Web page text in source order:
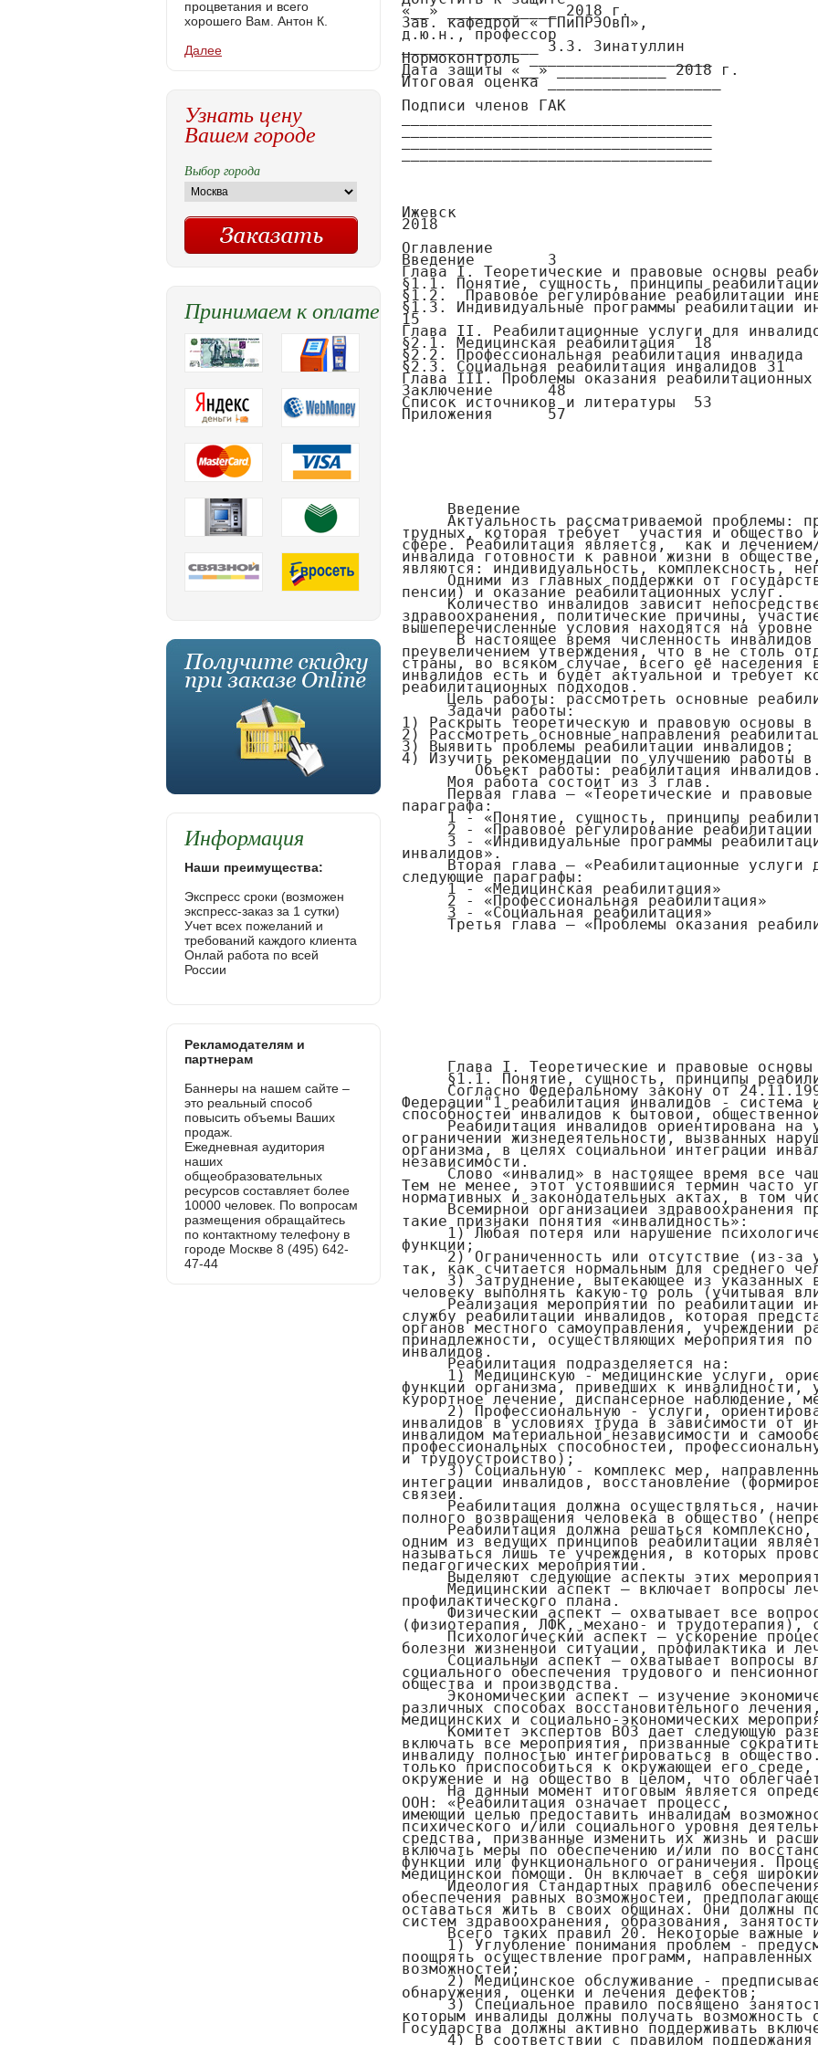
процветания и всего
хорошего Вам. Антон К.
Далее
Узнать цену
Вашем городе
Выбор города
Принимаем к оплате
Информация
Наши преимущества:
Экспресс сроки (возможен
экспресс-заказ за 1 сутки)
Учет всех пожеланий и
требований каждого клиента
Онлай работа по всей
России
Рекламодателям и
партнерам
Баннеры на нашем сайте –
это реальный способ
повысить объемы Ваших
продаж.
Ежедневная аудитория
наших
общеобразовательных
ресурсов составляет более
10000 человек. По вопросам
размещения обращайтесь
по контактному телефону в
городе Москве 8 (495) 642-
47-44